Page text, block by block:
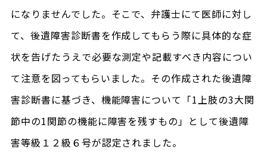
になりませんでした。そこで、弁護士にて医師に対し
て、後遺障害診断書を作成してもらう際に具体的な症
状を告げたうえで必要な測定や記載すべき内容につい
て注意を図ってもらいました。その作成された後遺障
害診断書に基づき、機能障害について「1上肢の3大関
節中の1関節の機能に障害を残すもの」として後遺障
害等級１２級６号が認定されました。